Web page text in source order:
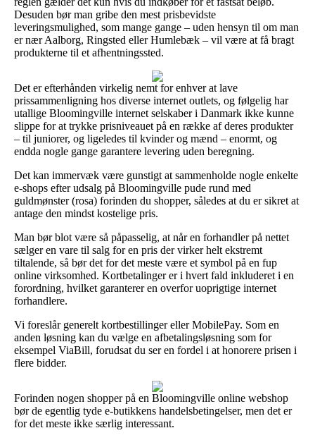
Desuden bør man gribe den mest prisbevidste
leveringsmulighed, som mange gange – uden hensyn til om man
er nær Aalborg, Ringsted eller Humlebæk – vil være at få bragt
produkterne til et afhentningssted.
Det er efterhånden virkelig nemt for enhver at lave
prissammenligning hos diverse internet outlets, og følgelig har
utallige Bloomingville internet selskaber i Danmark ikke kunne
slippe for at trykke prisniveauet på en række af deres produkter
– til juniorer, og ligeledes til kvinder og mænd – enormt, og
endda nogle gange garantere levering uden beregning.
Det kan immervæk være gunstigt at sammenholde nogle enkelte
e-shops efter udsalg på Bloomingville pude rund med
guldmønster (rosa) forinden du shopper, således at du er sikret at
antage den mindst kostelige pris.
Man bør blot være så påpasselig, at når en forhandler på nettet
sælger en vare til salg for en pris der virker helt ekstremt
tiltalende, så bør det for det meste være et symbol på en fup
online virksomhed. Kortbetalinger er i hvert fald inkluderet i en
forordning, hvilket garanterer en overfor uoprigtige internet
forhandlere.
Vi foreslår generelt kortbestillinger eller MobilePay. Som en
anden løsning kan du vælge en afbetalingsløsning som for
eksempel ViaBill, forudsat du ser en fordel i at honorere prisen i
flere bidder.
Forinden nogen shopper på en Bloomingville online webshop
bør de egentlig tyde e-butikkens handelsbetingelser, men det er
for det meste ikke særlig interessant.